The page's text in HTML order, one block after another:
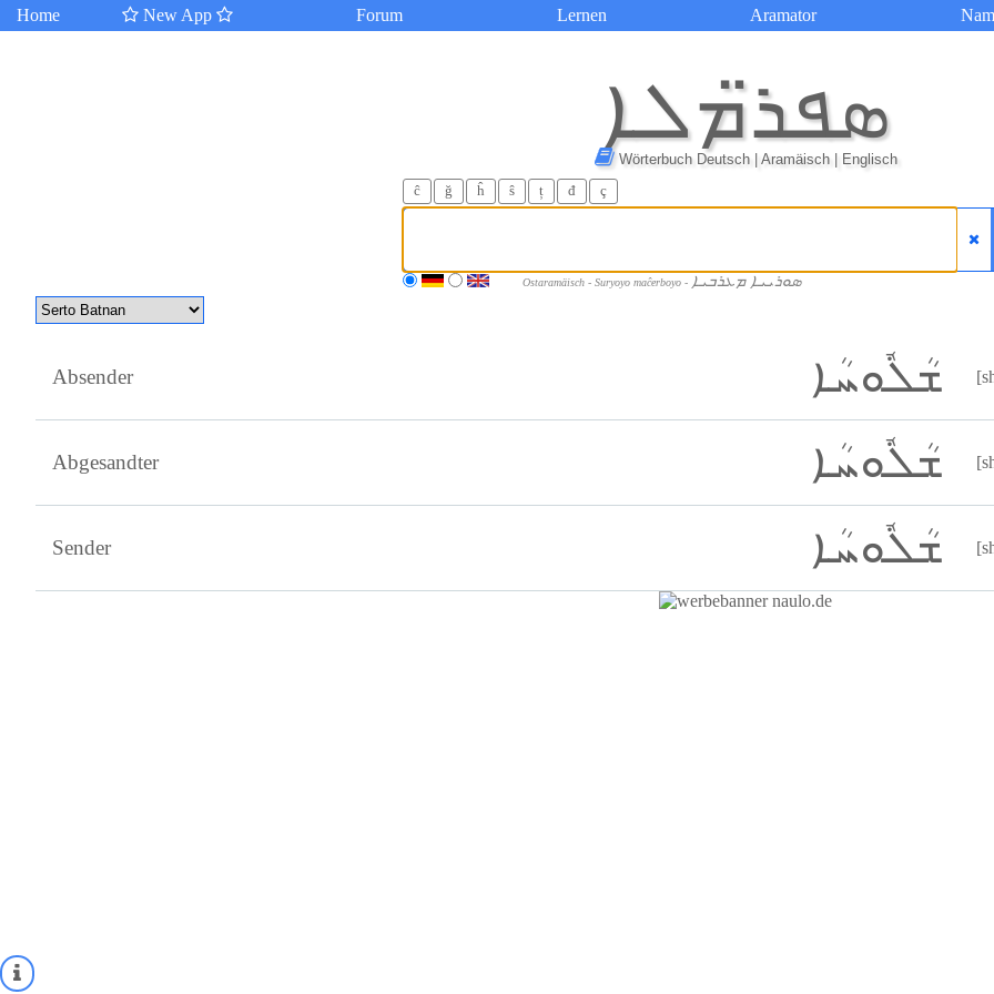
Home New App Forum Lernen Aramator
ܣܦܪ̈ܡܠܐ
Wörterbuch Deutsch | Aramäisch | Englisch
ĉ ğ ĥ ŝ ț đ ç
Ostaramäisch - Suryoyo maĉerboyo - ܣܘܪܝܝܐ ܡܥܪܒܝܐ
Absender ܫܳܠܽܘܚܳܐ
Abgesandter ܫܳܠܽܘܚܳܐ
Sender ܫܳܠܽܘܚܳܐ